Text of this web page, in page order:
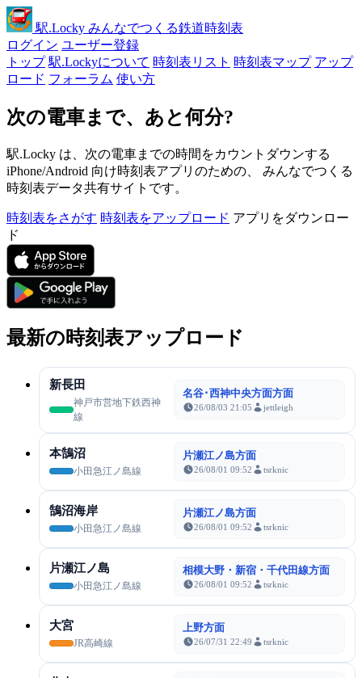
駅.Locky みんなでつくる鉄道時刻表
ログイン ユーザー登録
トップ 駅.Lockyについて 時刻表リスト 時刻表マップ アップ
ロード フォーラム 使い方
次の電車まで、あと何分?
駅.Locky は、次の電車までの時間をカウントダウンする
iPhone/Android 向け時刻表アプリのための、 みんなでつくる
時刻表データ共有サイトです。
時刻表をさがす 時刻表をアップロード アプリをダウンロー
ド
最新の時刻表アップロード
新長田
神戸市営地下鉄西神
線
名谷･西神中央方面方面
26/08/03 21:05 jettleigh
本鵠沼
小田急江ノ島線
片瀬江ノ島方面
26/08/01 09:52 tsrknic
鵠沼海岸
小田急江ノ島線
片瀬江ノ島方面
26/08/01 09:52 tsrknic
片瀬江ノ島
小田急江ノ島線
相模大野・新宿・千代田線方面
26/08/01 09:52 tsrknic
大宮
JR高崎線
上野方面
26/07/31 22:49 tsrknic